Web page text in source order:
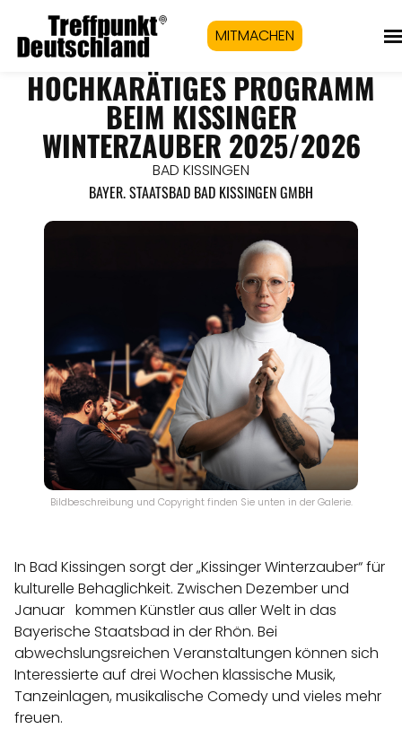
MITMACHEN
HOCHKARÄTIGES PROGRAMM
BEIM KISSINGER
WINTERZAUBER 2025/2026
BAD KISSINGEN
BAYER. STAATSBAD BAD KISSINGEN GMBH
Bildbeschreibung und Copyright finden Sie unten in der Galerie.
In Bad Kissingen sorgt der „Kissinger Winterzauber“ für
kulturelle Behaglichkeit. Zwischen Dezember und
Januar kommen Künstler aus aller Welt in das
Bayerische Staatsbad in der Rhön. Bei
abwechslungsreichen Veranstaltungen können sich
Interessierte auf drei Wochen klassische Musik,
Tanzeinlagen, musikalische Comedy und vieles mehr
freuen.